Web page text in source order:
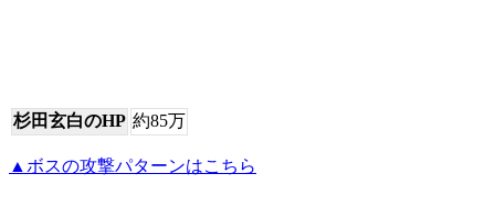
杉田玄白のHP 約85万
▲ボスの攻撃パターンはこちら